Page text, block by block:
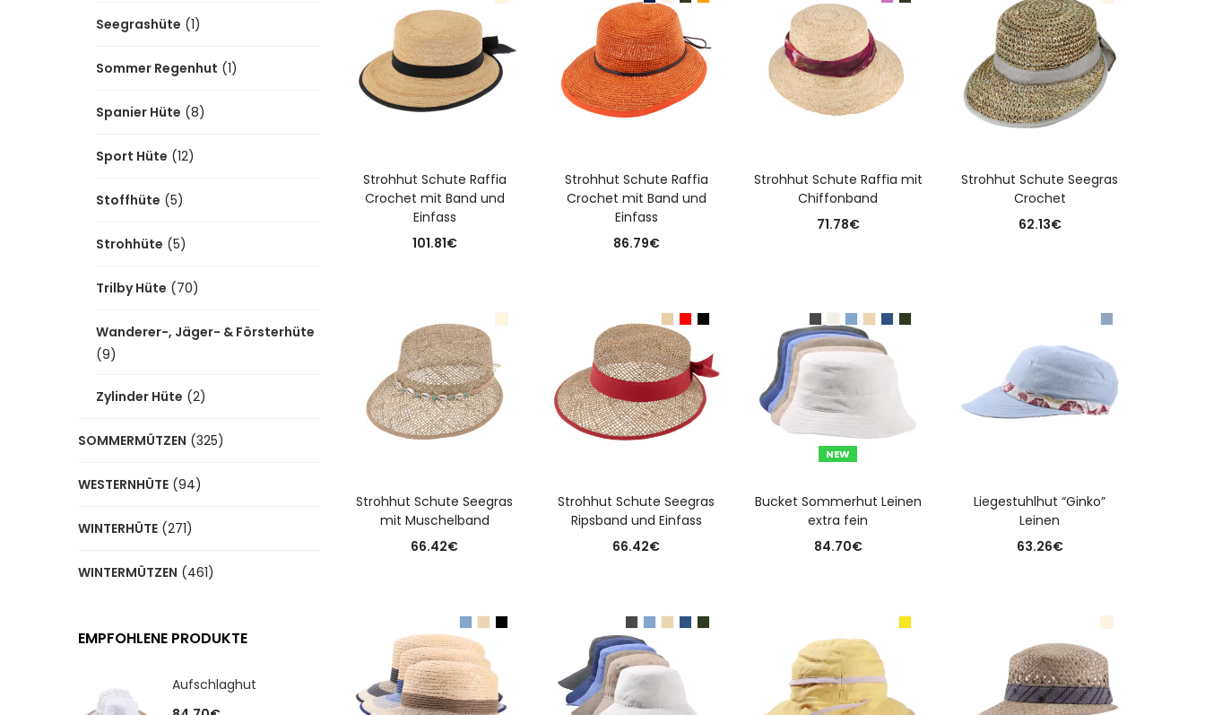
Strohhut Schute Raffia
Crochet mit Band und
Einfass
101.81€
Strohhut Schute Raffia
Crochet mit Band und
Einfass
86.79€
Strohhut Schute Raffia mit
Chiffonband
71.78€
Strohhut Schute Seegras
Crochet
62.13€
Strohhut Schute Seegras
mit Muschelband
66.42€
Strohhut Schute Seegras
Ripsband und Einfass
66.42€
NEW
Bucket Sommerhut Leinen
extra fein
84.70€
Liegestuhlhut “Ginko”
Leinen
63.26€
Seegrashüte (1)
Sommer Regenhut (1)
Spanier Hüte (8)
Sport Hüte (12)
Stoffhüte (5)
Strohhüte (5)
Trilby Hüte (70)
Wanderer-, Jäger- & Försterhüte
(9)
Zylinder Hüte (2)
SOMMERMÜTZEN (325)
WESTERNHÜTE (94)
WINTERHÜTE (271)
WINTERMÜTZEN (461)
EMPFOHLENE PRODUKTE
Aufschlaghut